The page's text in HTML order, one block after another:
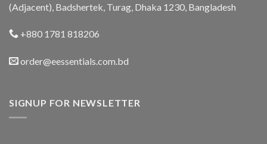
(Adjacent), Badshertek, Turag, Dhaka 1230, Bangladesh
+880 1781 818206
order@eessentials.com.bd
SIGNUP FOR NEWSLETTER